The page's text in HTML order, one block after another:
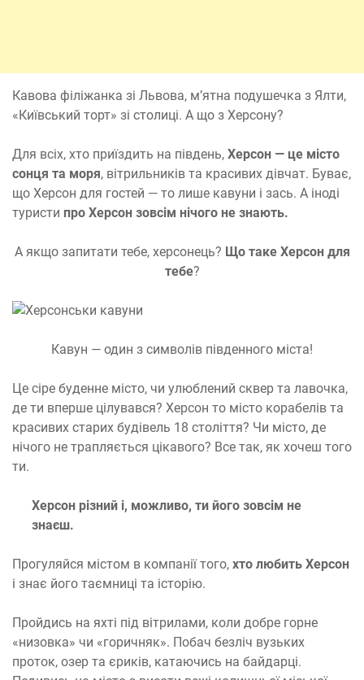
Кавова філіжанка зі Львова, м’ятна подушечка з Ялти,
«Київський торт» зі столиці. А що з Херсону?
Для всіх, хто приїздить на південь, Херсон — це місто
сонця та моря, вітрильників та красивих дівчат. Буває,
що Херсон для гостей — то лише кавуни і зась. А іноді
туристи про Херсон зовсім нічого не знають.
А якщо запитати тебе, херсонець? Що таке Херсон для
тебе?
Кавун — один з символів південного міста!
Це сіре буденне місто, чи улюблений сквер та лавочка,
де ти вперше цілувався? Херсон то місто корабелів та
красивих старих будівель 18 століття? Чи місто, де
нічого не трапляється цікавого? Все так, як хочеш того
ти.
Херсон різний і, можливо, ти його зовсім не
знаєш.
Прогуляйся містом в компанії того, хто любить Херсон
і знає його таємниці та історію.
Пройдись на яхті під вітрилами, коли добре горне
«низовка» чи «горичняк». Побач безліч вузьких
проток, озер та єриків, катаючись на байдарці.